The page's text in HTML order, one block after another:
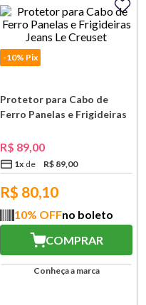
-10% Pix
Protetor para Cabo de
Ferro Panelas e Frigideiras
R$ 89,00
1x R$ 89,00
R$ 80,10
10% OFFno boleto
COMPRAR
Conheça a marca